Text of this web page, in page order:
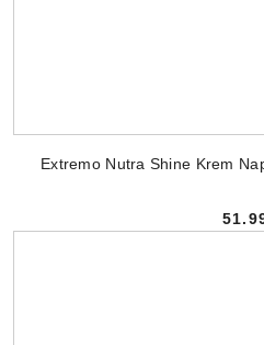
Extremo Nutra Shine Krem